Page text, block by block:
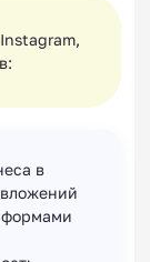
в